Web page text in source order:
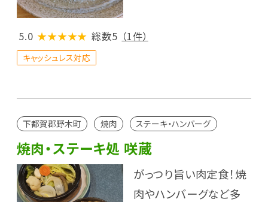
5.0 ★★★★★ 総数5 （1件）
キャッシュレス対応
下都賀郡野木町 焼肉 ステーキ・ハンバーグ
焼肉・ステーキ処 咲蔵
がっつり旨い肉定食！焼
肉やハンバーグなど多